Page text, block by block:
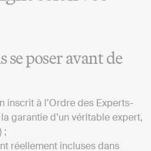
se poser avant de
inscrit à l’Ordre des Experts-
garantie d’un véritable expert,
;
réellement incluses dans